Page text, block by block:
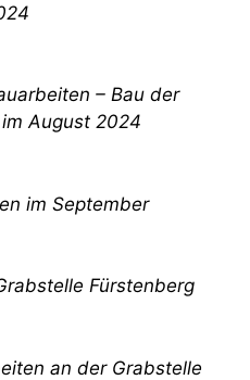
– Bau der
August 2024
im September
Fürstenberg
an der Grabstelle